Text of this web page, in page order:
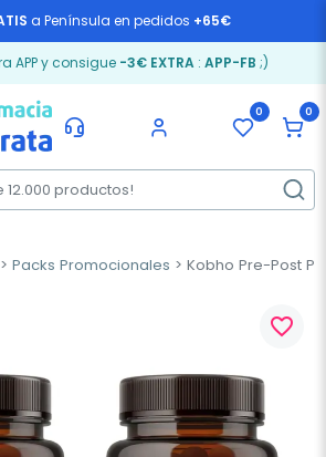
a Península en pedidos +65€
APP y consigue -3€ EXTRA: APP-FB ;)
0 0
Packs Promocionales Kobho Pre-Post
favorite_border